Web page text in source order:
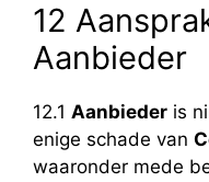
12
Aanbieder
12.1 Aanbieder is
enige schade van
waaronder mede